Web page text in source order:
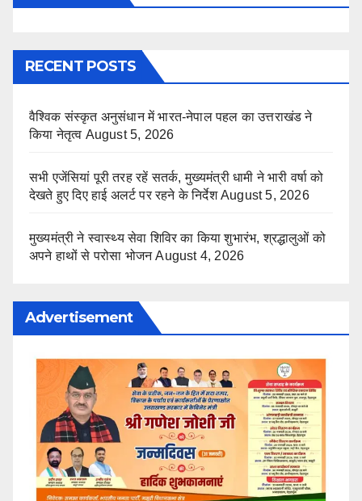
RECENT POSTS
वैश्विक संस्कृत अनुसंधान में भारत-नेपाल पहल का उत्तराखंड ने
किया नेतृत्व August 5, 2026
सभी एजेंसियां पूरी तरह रहें सतर्क, मुख्यमंत्री धामी ने भारी वर्षा को
देखते हुए दिए हाई अलर्ट पर रहने के निर्देश August 5, 2026
मुख्यमंत्री ने स्वास्थ्य सेवा शिविर का किया शुभारंभ, श्रद्धालुओं को
अपने हाथों से परोसा भोजन August 4, 2026
Advertisement